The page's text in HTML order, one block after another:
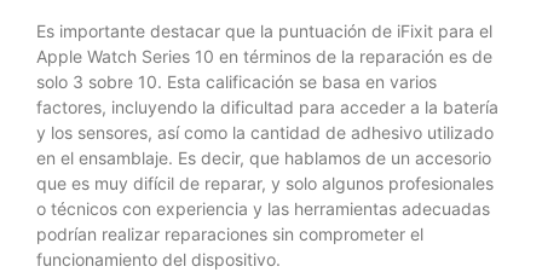
Es importante destacar que la puntuación de iFixit para el
Apple Watch Series 10 en términos de la reparación es de
solo 3 sobre 10. Esta calificación se basa en varios
factores, incluyendo la dificultad para acceder a la batería
y los sensores, así como la cantidad de adhesivo utilizado
en el ensamblaje. Es decir, que hablamos de un accesorio
que es muy difícil de reparar, y solo algunos profesionales
o técnicos con experiencia y las herramientas adecuadas
podrían realizar reparaciones sin comprometer el
funcionamiento del dispositivo.